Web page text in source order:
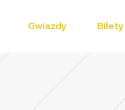
Gwiazdy Bilety